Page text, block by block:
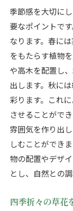
季節感を大切に
要なポイントで
なります。春に
をもたらす植物
や高木を配置し
出します。秋に
彩ります。これ
させることがで
雰囲気を作り出
しむことができ
物の配置やデザ
とし、自然との
四季折々の草花